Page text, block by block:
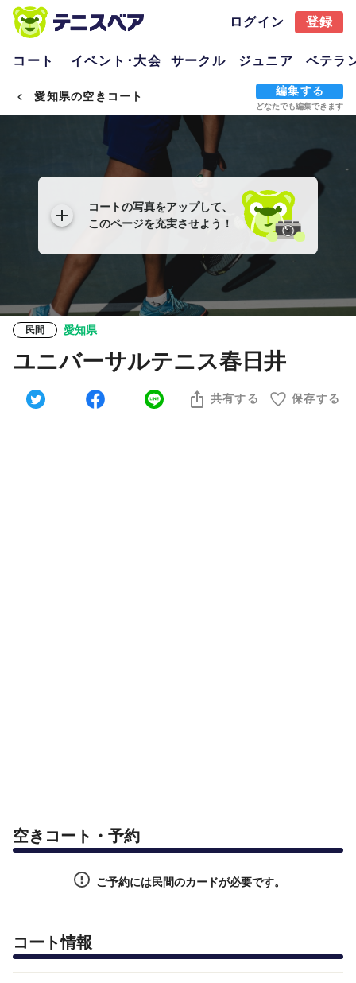
ログイン 登録
コート イベント･大会 サークル ジュニア ベテラ
愛知県の空きコート 編集する
どなたでも編集できます
コートの写真をアップして、
このページを充実させよう！
民間 愛知県
ユニバーサルテニス春日井
共有する 保存する
空きコート・予約
ご予約には民間のカードが必要です。
コート情報